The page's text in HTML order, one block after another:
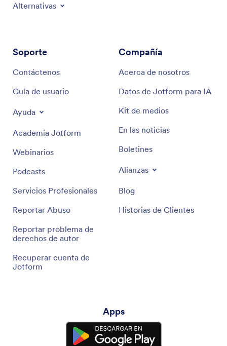
Alternativas
Soporte
Contáctenos
Guía de usuario
Ayuda
Academia Jotform
Webinarios
Podcasts
Servicios Profesionales
Reportar Abuso
Reportar problema de
derechos de autor
Recuperar cuenta de
Jotform
Compañía
Acerca de nosotros
Datos de Jotform para IA
Kit de medios
En las noticias
Boletines
Alianzas
Blog
Historias de Clientes
Apps